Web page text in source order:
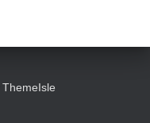
ThemeIsle